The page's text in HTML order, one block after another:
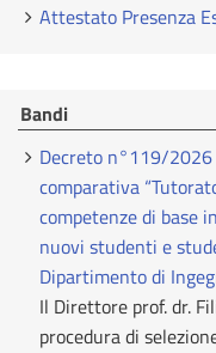
Attestato Presenza
Bandi
Decreto n°119/
comparativa
competenze di base
nuovi studenti e
Dipartimento di
Il Direttore prof. dr.
procedura di